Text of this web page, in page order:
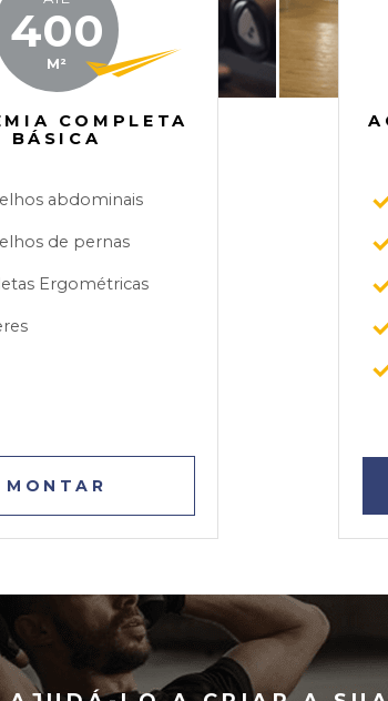
400
M²
COMPLETA
BÁSICA
abdominais
de pernas
Ergométricas
MONTAR